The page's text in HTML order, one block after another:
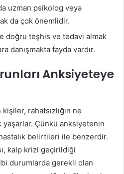
uzman psikolog veya
da çok önemlidir.
doğru teşhis ve tedavi almak
danışmakta fayda vardır.
Anksiyeteye
rahatsızlığın ne
Çünkü anksiyetenin
belirtileri ile benzerdir.
kalp krizi geçirildiği
durumlarda gerekli olan